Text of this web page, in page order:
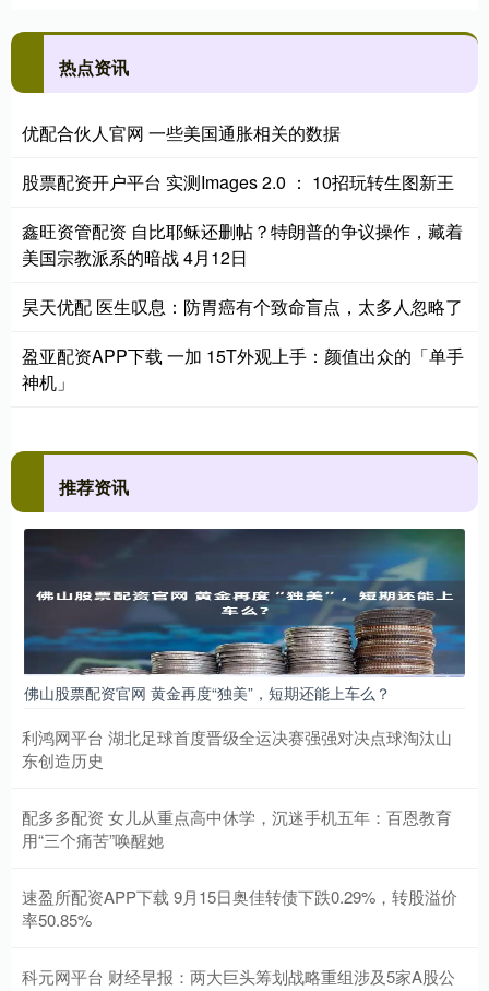
热点资讯
优配合伙人官网 一些美国通胀相关的数据
股票配资开户平台 实测Images 2.0 ： 10招玩转生图新王
鑫旺资管配资 自比耶稣还删帖？特朗普的争议操作，藏着
美国宗教派系的暗战 4月12日
昊天优配 医生叹息：防胃癌有个致命盲点，太多人忽略了
盈亚配资APP下载 一加 15T外观上手：颜值出众的「单手
神机」
推荐资讯
佛山股票配资官网 黄金再度“独美”，短期还能上车么？
利鸿网平台 湖北足球首度晋级全运决赛强强对决点球淘汰山
东创造历史
配多多配资 女儿从重点高中休学，沉迷手机五年：百恩教育
用“三个痛苦”唤醒她
速盈所配资APP下载 9月15日奥佳转债下跌0.29%，转股溢价
率50.85%
科元网平台 财经早报：两大巨头筹划战略重组涉及5家A股公